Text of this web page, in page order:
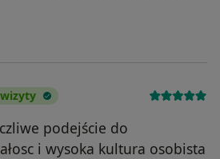
podejście do
i wysoka kultura osobista